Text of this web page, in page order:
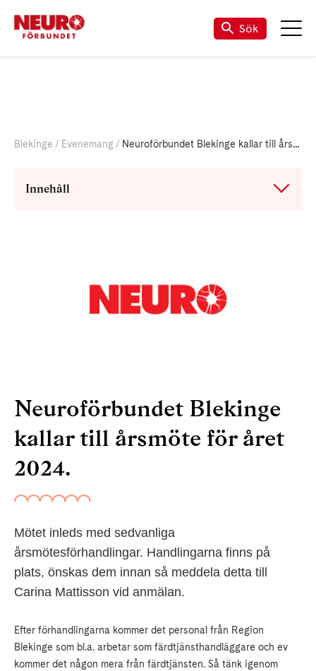
Om Neuro Blekinge
Sök
Blekinge Evenemang Neuroförbundet Blekinge kallar till årsmöte för året 2024.
Innehåll
Neuroförbundet Blekinge
kallar till årsmöte för året
2024.
Mötet inleds med sedvanliga
årsmötesförhandlingar. Handlingarna finns på
plats, önskas dem innan så meddela detta till
Carina Mattisson vid anmälan.
Efter förhandlingarna kommer det personal från Region
Blekinge som bl.a. arbetar som färdtjänsthandläggare och ev
kommer det någon mera från färdtjänsten. Så tänk igenom